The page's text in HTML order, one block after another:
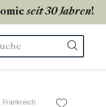
seit 30 Jahren!
Frankreich